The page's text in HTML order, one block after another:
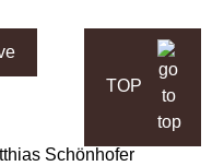
TOP
Schönhofer